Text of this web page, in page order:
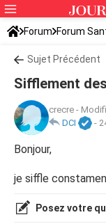
Forum Forum
Sujet Précédent
Sifflement
crecre -
DCI
-
Bonjour,
je siffle
Posez votre